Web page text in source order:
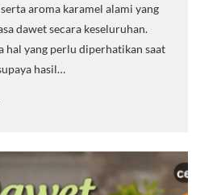
aroma karamel alami yang
dawet secara keseluruhan.
hal yang perlu diperhatikan saat
hasil…